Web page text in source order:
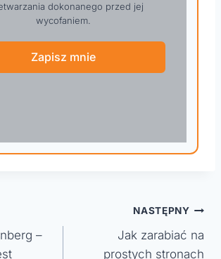
dokonanego przed jej
wycofaniem.
Zapisz mnie
–
NASTĘPNY
Jak zarabiać na
prostych stronach